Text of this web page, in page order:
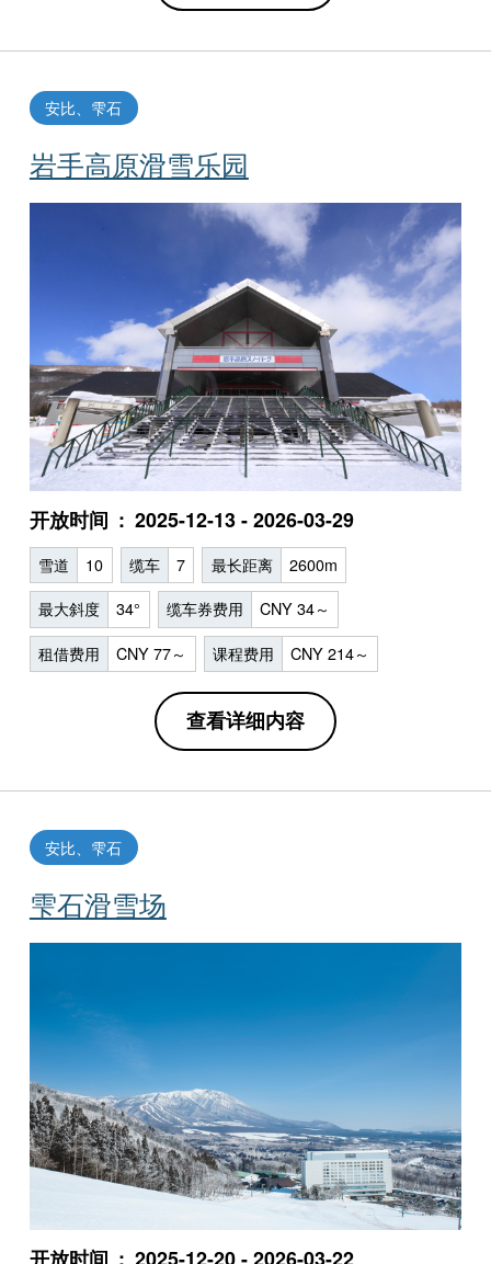
岩手高原滑雪乐园
安比、雫石
开放时间 2025-12-13 - 2026-03-29
雪道 10 缆车 7 最长距离 2600m
最大斜度 34° 缆车券费用 CNY 34～
租借费用 CNY 77～ 课程费用 CNY 214～
查看详细内容
雫石滑雪场
安比、雫石